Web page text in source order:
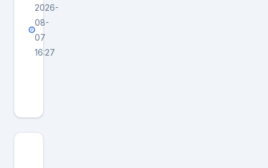
2026-
08-
07
16:27
赌
，